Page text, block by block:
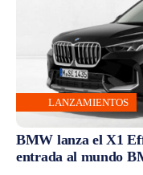
LANZAMIENTOS
BMW lanza el X1
entrada al mundo